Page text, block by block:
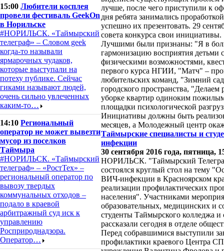
15:00 Любители косплея
провели фестиваль GeekOn
в Норильске
#НОРИЛЬСК. «Таймырский
телеграф» – Словом geek
когда-то называли
ярмарочных чудаков,
которые выступали на
потеху публике. Сейчас
гиками называют людей,
очень сильно увлеченных
каким-то…
14:10 Региональный
оператор не может вывезти
мусор из поселков
Таймыра
#НОРИЛЬСК. «Таймырский
телеграф» – «РостТех» –
региональный оператор по
вывозу твердых
коммунальных отходов –
подало в краевой
арбитражный суд иск к
управлению
Росприроднадзора.
Оператор…
лучше, после чего приступили к
дня ребята занимались
успешно их презентовать. 29
совета конкурса свои инициативы.
Лучшими были признаны: "Я в
гармонизацию восприятия детьми
физическими возможностями,
первого курса НГИИ, "Матч" –
любительских команд, "Зимний
городского пространства,
уборке квартир одиноким
площадки психологической
Инициативы должны быть
месяцев, а Молодежный центр
Таймырские специалисты и
инфекции
30 сентября 2016 года, пятница,
НОРИЛЬСК. "Таймырский
состоялся круглый стол на тему
ВИЧ-инфекции в Красноярском
реализации профилактических
населения". Участниками
образовательных, медицинских и
студенты Таймырского колледжа
рассказали сегодня в отделе
Перед собравшимися выступили
профилактики краевого Центра